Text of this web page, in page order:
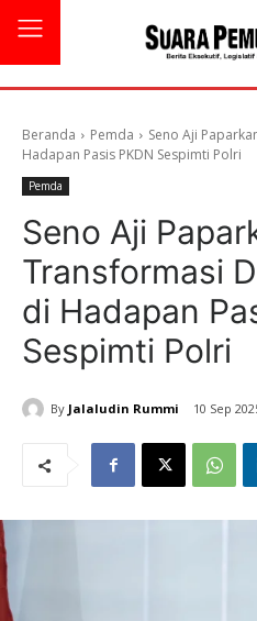
Beranda Pemda
Seno Aji
Hadapan Pasis PKDN Sespimti Polri
Pemda
Seno Aji
Transformasi
di Hadapan
Sespimti Polri
By Jalaludin Rummi 10 Sep